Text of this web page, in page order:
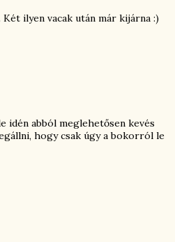
ilyen vacak után már kijárna :)
idén abból meglehetősen kevés
hogy csak úgy a bokorról le